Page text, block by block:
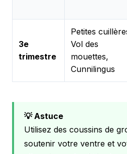
3e
trimestre
Petites
Vol des
mouettes,
Cunnilingus
💡 Astuce
Utilisez des coussins de
soutenir votre ventre et